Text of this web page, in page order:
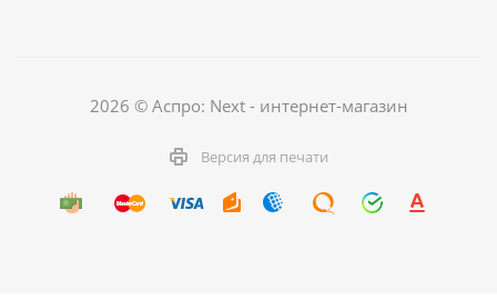
2026 © Аспро: Next - интернет-магазин
Версия для печати